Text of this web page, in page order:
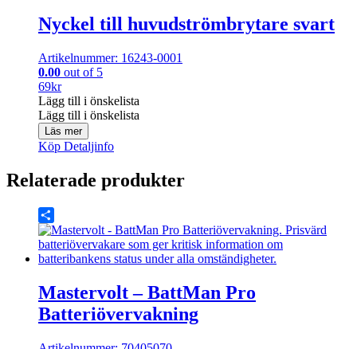
Nyckel till huvudströmbrytare svart
Artikelnummer: 16243-0001
0.00 out of 5
69kr
Lägg till i önskelista
Lägg till i önskelista
Läs mer
Köp Detaljinfo
Relaterade produkter
Share
Mastervolt – BattMan Pro
Batteriövervakning